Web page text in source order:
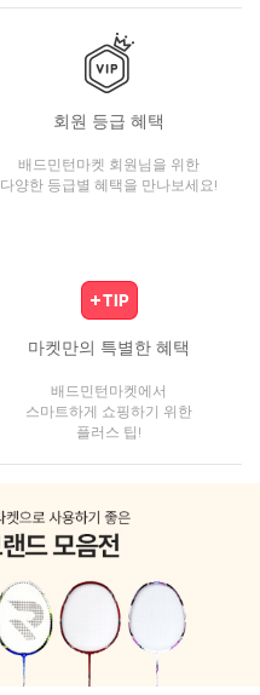
회원 등급 혜택
배드민턴마켓 회원님을 위한
다양한 등급별 혜택을 만나보세요!
마켓만의 특별한 혜택
배드민턴마켓에서
스마트하게 쇼핑하기 위한
플러스 팁!